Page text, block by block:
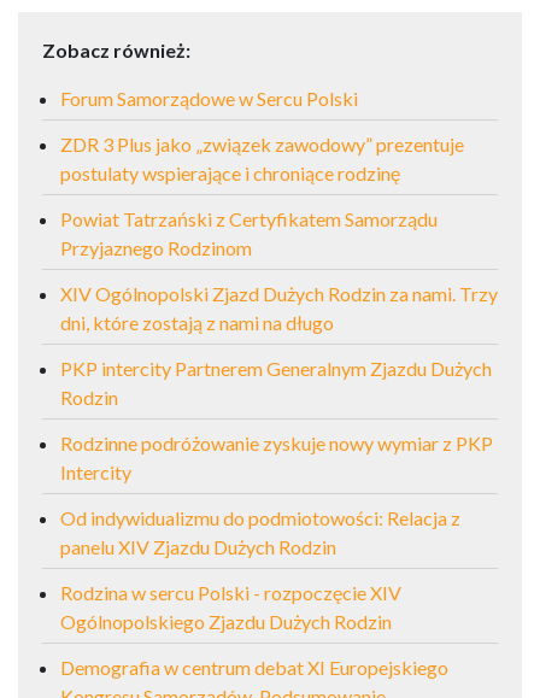
Zobacz również:
Forum Samorządowe w Sercu Polski
ZDR 3 Plus jako „związek zawodowy” prezentuje
postulaty wspierające i chroniące rodzinę
Powiat Tatrzański z Certyfikatem Samorządu
Przyjaznego Rodzinom
XIV Ogólnopolski Zjazd Dużych Rodzin za nami. Trzy
dni, które zostają z nami na długo
PKP intercity Partnerem Generalnym Zjazdu Dużych
Rodzin
Rodzinne podróżowanie zyskuje nowy wymiar z PKP
Intercity
Od indywidualizmu do podmiotowości: Relacja z
panelu XIV Zjazdu Dużych Rodzin
Rodzina w sercu Polski - rozpoczęcie XIV
Ogólnopolskiego Zjazdu Dużych Rodzin
Demografia w centrum debat XI Europejskiego